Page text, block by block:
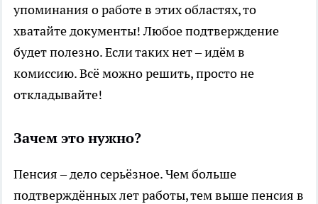
упоминания о работе в этих областях, то
хватайте документы! Любое подтверждение
будет полезно. Если таких нет – идём в
комиссию. Всё можно решить, просто не
откладывайте!
Зачем это нужно?
Пенсия – дело серьёзное. Чем больше
подтверждённых лет работы, тем выше пенсия в